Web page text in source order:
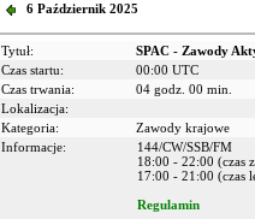
6 Październik 2025
Tytuł:
SPAC - Zawody
Czas startu:
00:00 UTC
Czas trwania:
04 godz. 00 min.
Lokalizacja:
Kategoria:
Zawody krajowe
Informacje:
144/CW/SSB/FM
18:00 - 22:00 (czas
17:00 - 21:00 (czas
Regulamin